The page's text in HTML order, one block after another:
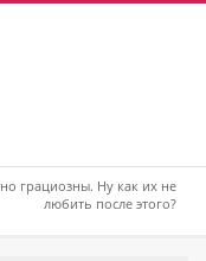
грациозны. Ну как их не
любить после этого?